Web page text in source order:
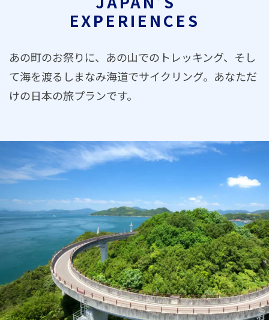
EXPERIENCES
あの町のお祭りに、あの山でのトレッキング、そし
て海を渡るしまなみ海道でサイクリング。あなただ
けの日本の旅プランです。